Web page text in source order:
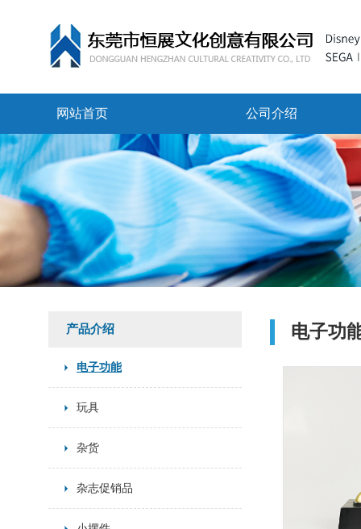
网站首页 公司介绍
产品介绍
电子功能
玩具
杂货
杂志促销品
电子功